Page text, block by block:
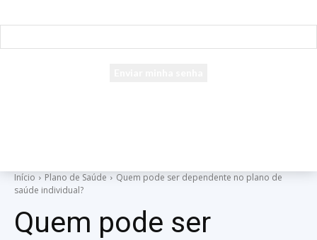
Início Plano de Saúde
Quem pode ser dependente no plano de
saúde individual?
Quem pode ser